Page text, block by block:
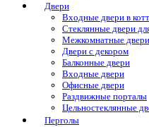
Двери
Входные двери в
Стеклянные двери
Межкомнатные двери
Двери с декором
Балконные двери
Входные двери
Офисные двери
Раздвижные порталы
Цельностеклянные
Перголы